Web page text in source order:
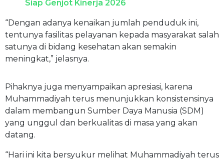
Siap Genjot Kinerja 2026
“Dengan adanya kenaikan jumlah penduduk ini,
tentunya fasilitas pelayanan kepada masyarakat salah
satunya di bidang kesehatan akan semakin
meningkat,” jelasnya.
Pihaknya juga menyampaikan apresiasi, karena
Muhammadiyah terus menunjukkan konsistensinya
dalam membangun Sumber Daya Manusia (SDM)
yang unggul dan berkualitas di masa yang akan
datang.
“Hari ini kita bersyukur melihat Muhammadiyah terus